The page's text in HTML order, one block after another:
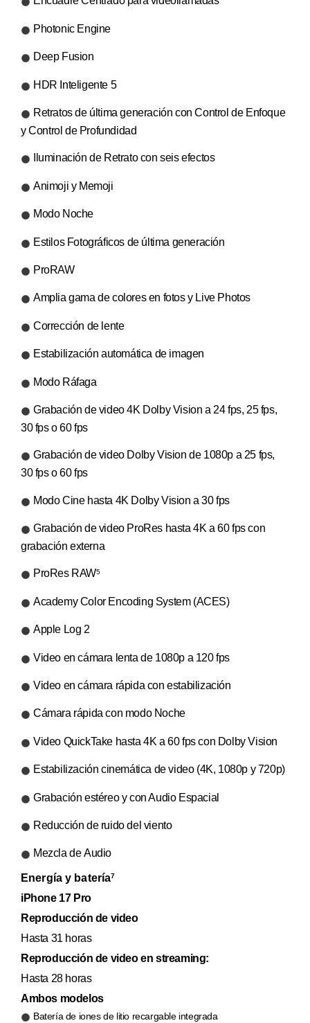
Photonic Engine
Deep Fusion
HDR Inteligente 5
Retratos de última generación con Control de Enfoque
y Control de Profundidad
Iluminación de Retrato con seis efectos
Animoji y Memoji
Modo Noche
Estilos Fotográficos de última generación
ProRAW
Amplia gama de colores en fotos y Live Photos
Corrección de lente
Estabilización automática de imagen
Modo Ráfaga
Grabación de video 4K Dolby Vision a 24 fps, 25 fps,
30 fps o 60 fps
Grabación de video Dolby Vision de 1080p a 25 fps,
30 fps o 60 fps
Modo Cine hasta 4K Dolby Vision a 30 fps
Grabación de video ProRes hasta 4K a 60 fps con
grabación externa
ProRes RAW5
Academy Color Encoding System (ACES)
Apple Log 2
Video en cámara lenta de 1080p a 120 fps
Video en cámara rápida con estabilización
Cámara rápida con modo Noche
Video QuickTake hasta 4K a 60 fps con Dolby Vision
Estabilización cinemática de video (4K, 1080p y 720p)
Grabación estéreo y con Audio Espacial
Reducción de ruido del viento
Mezcla de Audio
Energía y batería7
iPhone 17 Pro
Reproducción de video
Hasta 31 horas
Reproducción de video en streaming:
Hasta 28 horas
Ambos modelos
Batería de iones de litio recargable integrada